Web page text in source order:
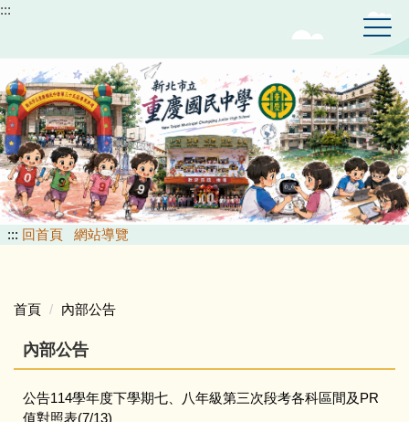
跳
內
容
區
:::
::: 回首頁 網站導覽
首頁 內部公告
內部公告
公告114學年度下學期七、八年級第三次段考各科區間及PR
值對照表(7/13)